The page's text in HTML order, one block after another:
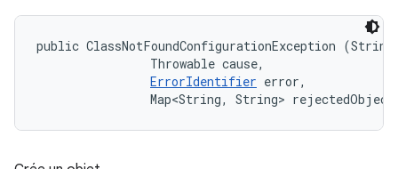
public ClassNotFoundConfigurationException
                Throwable cause,
ErrorIdentifier error,
Map<String, String>